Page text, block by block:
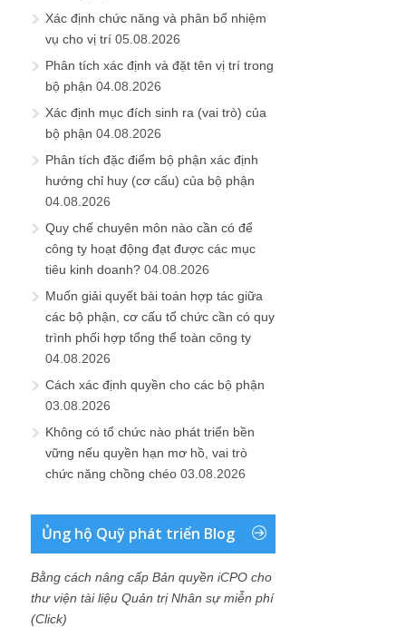
Xác định chức năng và phân bổ nhiệm
vụ cho vị trí 05.08.2026
Phân tích xác định và đặt tên vị trí trong
bộ phận 04.08.2026
Xác định mục đích sinh ra (vai trò) của
bộ phận 04.08.2026
Phân tích đặc điểm bộ phận xác định
hướng chỉ huy (cơ cấu) của bộ phận
04.08.2026
Quy chế chuyên môn nào cần có để
công ty hoạt động đạt được các mục
tiêu kinh doanh? 04.08.2026
Muốn giải quyết bài toán hợp tác giữa
các bộ phận, cơ cấu tổ chức cần có quy
trình phối hợp tổng thể toàn công ty
04.08.2026
Cách xác định quyền cho các bộ phận
03.08.2026
Không có tổ chức nào phát triển bền
vững nếu quyền hạn mơ hồ, vai trò
chức năng chồng chéo 03.08.2026
Ủng hộ Quỹ phát triển Blog
Bằng cách nâng cấp Bản quyền iCPO cho
thư viện tài liệu Quản trị Nhân sự miễn phí
(Click)